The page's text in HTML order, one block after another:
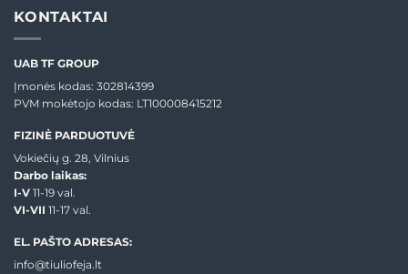
KONTAKTAI
UAB TF GROUP
Įmonės kodas: 302814399
PVM mokėtojo kodas: LT100008415212
FIZINĖ PARDUOTUVĖ
Vokiečių g. 28, Vilnius
Darbo laikas:
I-V 11-19 val.
VI-VII 11-17 val.
EL. PAŠTO ADRESAS:
info@tiuliofeja.lt